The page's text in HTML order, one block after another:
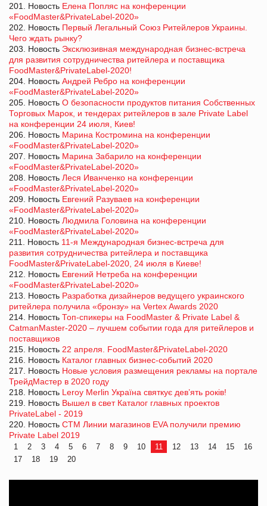
201. Новость Елена Попляс на конференции
«FoodMaster&PrivateLabel-2020»
202. Новость Первый Легальный Союз Ритейлеров Украины.
Чего ждать рынку?
203. Новость Эксклюзивная международная бизнес-встреча
для развития сотрудничества ритейлера и поставщика
FoodMaster&PrivateLabel-2020!
204. Новость Андрей Ребро на конференции
«FoodMaster&PrivateLabel-2020»
205. Новость О безопасности продуктов питания Собственных
Торговых Марок, и тендерах ритейлеров в зале Private Label
на конференции 24 июля, Киев!
206. Новость Марина Костромина на конференции
«FoodMaster&PrivateLabel-2020»
207. Новость Марина Забарило на конференции
«FoodMaster&PrivateLabel-2020»
208. Новость Леся Иванченко на конференции
«FoodMaster&PrivateLabel-2020»
209. Новость Евгений Разуваев на конференции
«FoodMaster&PrivateLabel-2020»
210. Новость Людмила Головина на конференции
«FoodMaster&PrivateLabel-2020»
211. Новость 11-я Международная бизнес-встреча для
развития сотрудничества ритейлера и поставщика
FoodMaster&PrivateLabel-2020, 24 июля в Киеве!
212. Новость Евгений Нетреба на конференции
«FoodMaster&PrivateLabel-2020»
213. Новость Разработка дизайнеров ведущего украинского
ритейлера получила «бронзу» на Vertex Awards 2020
214. Новость Топ-спикеры на FoodMaster & Private Label &
CatmanMaster-2020 – лучшем событии года для ритейлеров и
поставщиков
215. Новость 22 апреля. FoodMaster&PrivateLabel-2020
216. Новость Каталог главных бизнес-событий 2020
217. Новость Новые условия размещения рекламы на портале
ТрейдМастер в 2020 году
218. Новость Leroy Merlin Україна святкує дев’ять років!
219. Новость Вышел в свет Каталог главных проектов
PrivateLabel - 2019
220. Новость СТМ Линии магазинов EVA получили премию
Private Label 2019
1 2 3 4 5 6 7 8 9 10 11 12 13 14 15
16
17
18 19 20